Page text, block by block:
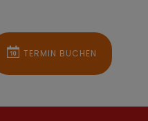
TERMIN BUCHEN